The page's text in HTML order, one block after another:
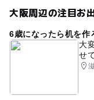
大阪周辺の注目お
6歳になったら机を
大
せ